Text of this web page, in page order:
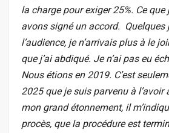
la charge pour exiger 25%. Ce que
avons signé un accord. Quelques
l’audience, je n’arrivais plus à le
que j’ai abdiqué. Je n’ai pas eu
Nous étions en 2019. C’est
2025 que je suis parvenu à l’avoir
mon grand étonnement, il
procès, que la procédure est